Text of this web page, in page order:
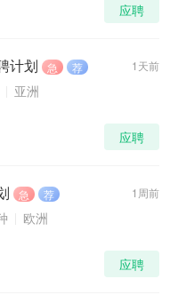
应聘
1天前
计划 急 荐
亚洲
应聘
1周前
急 荐
欧洲
应聘